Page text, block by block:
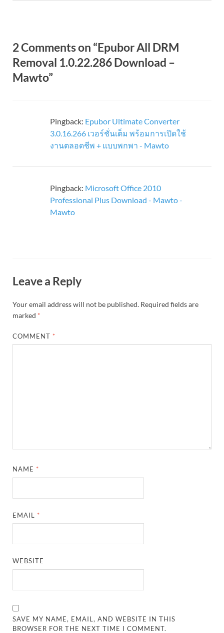
2 Comments on “Epubor All DRM
Removal 1.0.22.286 Download –
Mawto”
Pingback: Epubor Ultimate Converter
3.0.16.266 เวอร์ชั่นเต็ม พร้อมการเปิดใช้
งานตลอดชีพ + แบบพกพา - Mawto
Pingback: Microsoft Office 2010
Professional Plus Download - Mawto -
Mawto
Leave a Reply
Your email address will not be published. Required fields are
marked *
COMMENT *
NAME *
EMAIL *
WEBSITE
SAVE MY NAME, EMAIL, AND WEBSITE IN THIS
BROWSER FOR THE NEXT TIME I COMMENT.